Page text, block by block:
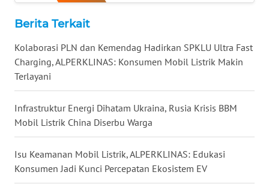
Berita Terkait
Kolaborasi PLN dan Kemendag Hadirkan SPKLU Ultra Fast
Charging, ALPERKLINAS: Konsumen Mobil Listrik Makin
Terlayani
Infrastruktur Energi Dihatam Ukraina, Rusia Krisis BBM
Mobil Listrik China Diserbu Warga
Isu Keamanan Mobil Listrik, ALPERKLINAS: Edukasi
Konsumen Jadi Kunci Percepatan Ekosistem EV
NUSANTARA
WN
JOGJA
JATIM
BALI
WN